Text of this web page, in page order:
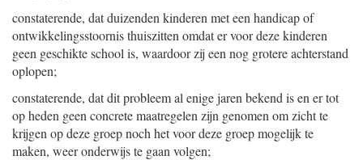
constaterende, dat duizenden kinderen met een handicap of
ontwikkelingsstoornis thuiszitten omdat er voor deze kinderen
geen geschikte school is, waardoor zij een nog grotere achterstand
oplopen;
constaterende, dat dit probleem al enige jaren bekend is en er tot
op heden geen concrete maatregelen zijn genomen om zicht te
krijgen op deze groep noch het voor deze groep mogelijk te
maken, weer onderwijs te gaan volgen;